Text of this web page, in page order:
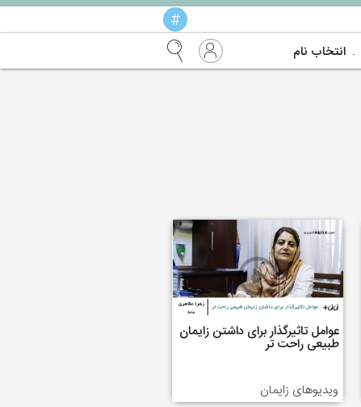
#
انتخاب نام
عوامل تاثیرگذار برای داشتن زایمان
طبیعی راحت تر
ویدیوهای زایمان